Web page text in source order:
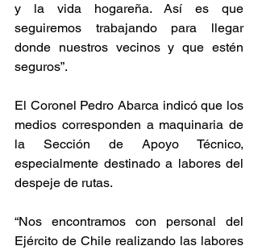
y la vida hogareña. Así es que
seguiremos trabajando para llegar
donde nuestros vecinos y que estén
seguros”.
El Coronel Pedro Abarca indicó que los
medios corresponden a maquinaria de
la Sección de Apoyo Técnico,
especialmente destinado a labores del
despeje de rutas.
“Nos encontramos con personal del
Ejército de Chile realizando las labores